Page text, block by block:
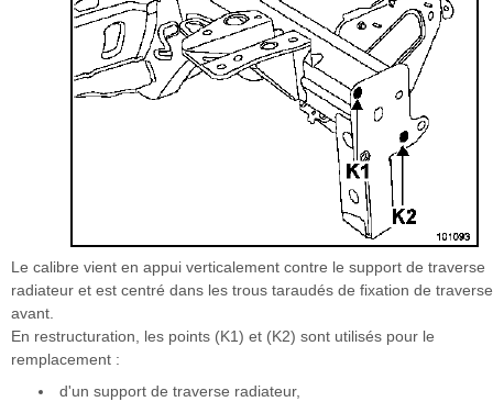
Le calibre vient en appui verticalement contre le support de traverse
radiateur et est centré dans les trous taraudés de fixation de
avant.
En restructuration, les points (K1) et (K2) sont utilisés pour le
remplacement :
d'un support de traverse radiateur,